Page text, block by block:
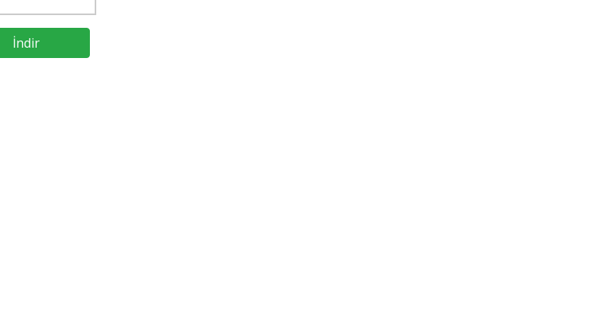
İndir